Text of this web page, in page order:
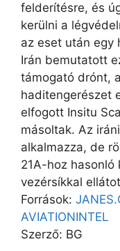
felderítésre, és
kerülni a
az eset után egy
Irán bemutatott
támogató drónt,
haditengerészet
elfogott Insitu
másoltak. Az
alkalmazza, de
21A-hoz
vezérsíkkal
Források:
AVIATIONINTEL
Szerző: BG